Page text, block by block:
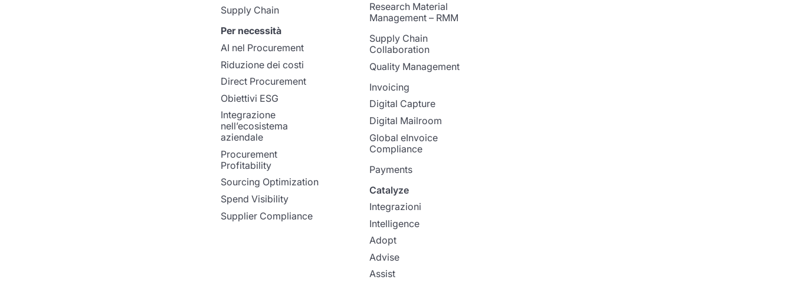
Supply Chain
Per necessità
AI nel Procurement
Riduzione dei costi
Direct Procurement
Obiettivi ESG
Integrazione
nell’ecosistema
aziendale
Procurement
Profitability
Sourcing Optimization
Spend Visibility
Supplier Compliance
Research Material
Management – RMM
Supply Chain
Collaboration
Quality Management
Invoicing
Digital Capture
Digital Mailroom
Global eInvoice
Compliance
Payments
Catalyze
Integrazioni
Intelligence
Adopt
Advise
Assist